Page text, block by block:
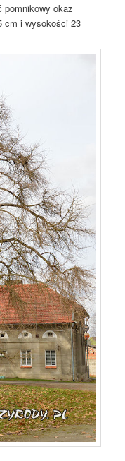
pomnikowy okaz
cm i wysokości 23